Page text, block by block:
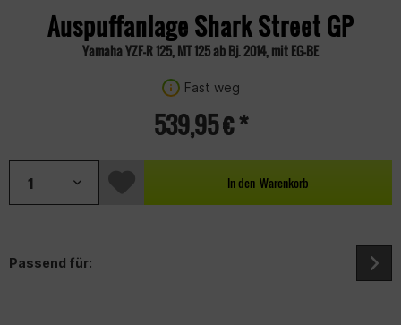
Auspuffanlage Shark Street GP
Yamaha YZF-R 125, MT 125 ab Bj. 2014, mit EG-BE
Fast weg
539,95 € *
In den Warenkorb
Passend für: